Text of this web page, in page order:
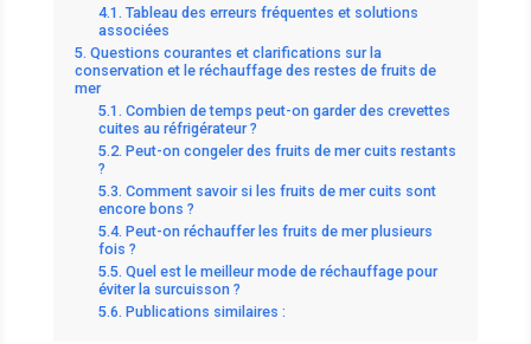
Tableau des erreurs fréquentes et solutions
associées
Questions courantes et clarifications sur la
conservation et le réchauffage des restes de fruits de
mer
Combien de temps peut-on garder des crevettes
cuites au réfrigérateur ?
Peut-on congeler des fruits de mer cuits restants
?
Comment savoir si les fruits de mer cuits sont
encore bons ?
Peut-on réchauffer les fruits de mer plusieurs
fois ?
Quel est le meilleur mode de réchauffage pour
éviter la surcuisson ?
Publications similaires :